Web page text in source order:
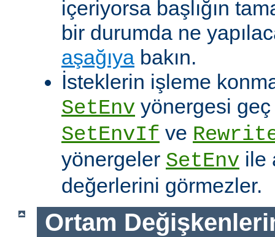
içeriyorsa başlığın
bir durumda ne
aşağıya bakın.
İsteklerin işleme
SetEnv yönergesi geç
SetEnvIf ve
yönergeler SetEnv ile
değerlerini görmezler.
Ortam